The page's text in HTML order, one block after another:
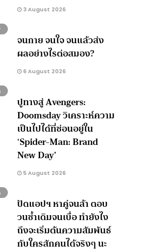
3 August 2026
จนกาย จนใจ จนแล้วส่ง
ผลอย่างไรต่อสมอง?
6 August 2026
ปูทางสู่ Avengers:
Doomsday วิเคราะห์ความ
เป็นไปได้ที่ซ่อนอยู่ใน
‘Spider-Man: Brand
New Day’
5 August 2026
ปัดแอปฯ หาคู่จนล้า ตอบ
วนซ้ำเดิมจนเบื่อ ทำยังไง
ถึงจะเริ่มต้นความสัมพันธ์
กับใครสักคนได้จริงๆ นะ